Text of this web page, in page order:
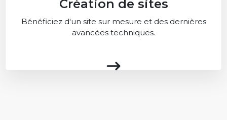
Création de sites
Bénéficiez d'un site sur mesure et des dernières
avancées techniques.